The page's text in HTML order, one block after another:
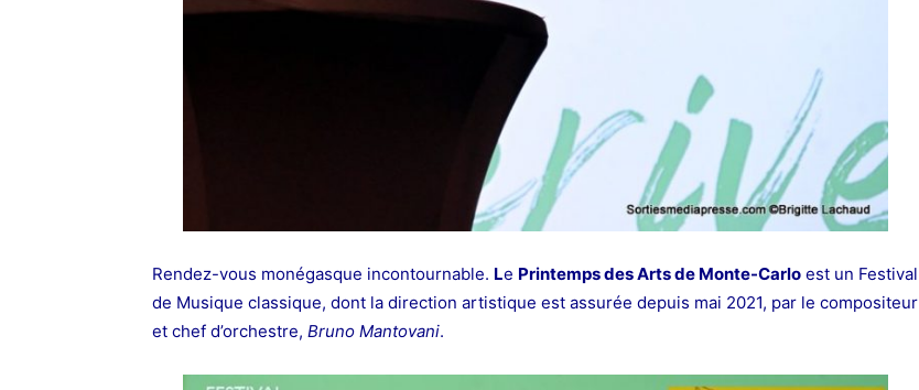
Rendez-vous monégasque incontournable. Le Printemps des Arts de Monte-Carlo est un Festival
de Musique classique, dont la direction artistique est assurée depuis mai 2021, par le compositeur
et chef d’orchestre, Bruno Mantovani.